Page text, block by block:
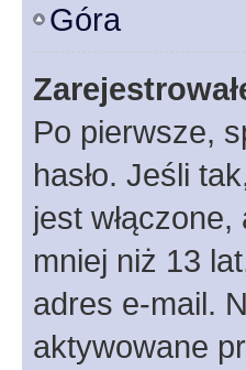
Góra
Po pierwsze,
hasło. Jeśli
jest
mniej niż 13
adres e-mail.
aktywowane